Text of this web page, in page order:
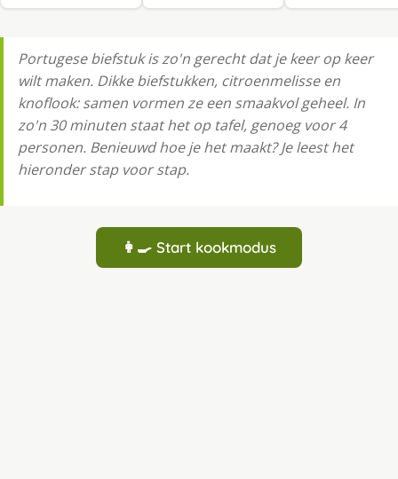
Portugese biefstuk is zo'n gerecht dat je keer op keer
wilt maken. Dikke biefstukken, citroenmelisse en
knoflook: samen vormen ze een smaakvol geheel. In
zo'n 30 minuten staat het op tafel, genoeg voor 4
personen. Benieuwd hoe je het maakt? Je leest het
hieronder stap voor stap.
👩‍🍳 Start kookmodus